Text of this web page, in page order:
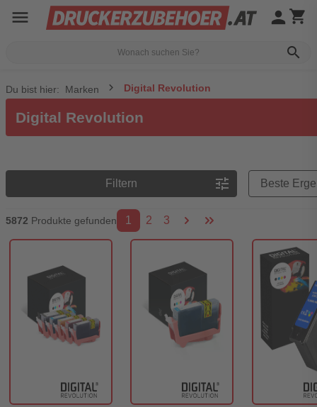
menu
search
person shopping_cart
Du bist hier: Marken Digital Revolution
Digital Revolution
Filtern tune
5872 Produkte gefunden 1 2 3